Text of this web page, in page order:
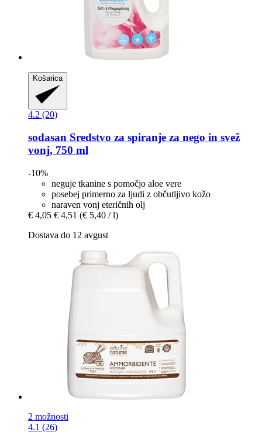
Košarica
4.2 (20)
sodasan Sredstvo za spiranje za nego in svež
vonj, 750 ml
-10%
neguje tkanine s pomočjo aloe vere
posebej primerno za ljudi z občutljivo kožo
naraven vonj eteričnih olj
€ 4,05 € 4,51 (€ 5,40 / l)
Dostava do 12 avgust
2 možnosti
4.1 (26)